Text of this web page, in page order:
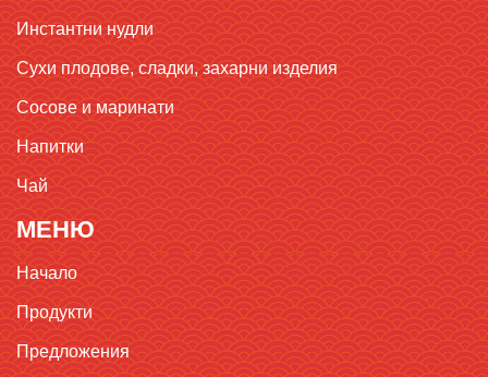
Инстантни нудли
Сухи плодове, сладки, захарни изделия
Сосове и маринати
Напитки
Чай
МЕНЮ
Начало
Продукти
Предложения